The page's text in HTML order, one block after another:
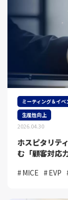
ミーティング＆イベ
生産性向上
2026.04.30
ホスピタリテ
む「顧客対応
MICE EVP